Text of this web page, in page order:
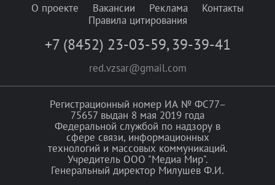
О проекте Вакансии Реклама
Контакты
Правила цитирования
+7 (8452) 23-03-59, 39-39-41
red.vzsar@gmail.com
Регистрационный номер ИА № ФС77–
75657 выдан 8 мая 2019 года
Федеральной службой по надзору в
сфере связи, информационных
технологий и массовых коммуникаций.
Учредитель ООО "Медиа Мир".
Генеральный директор Милушев Ф.И.